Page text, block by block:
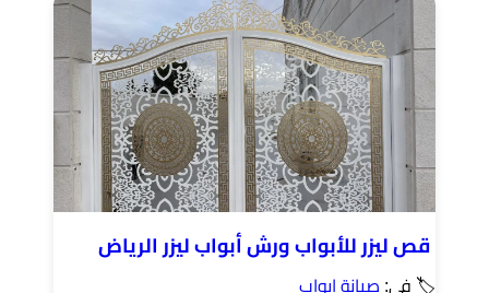
قص ليزر للأبواب ورش أبواب ليزر الرياض
🏷 في: صيانة ابواب